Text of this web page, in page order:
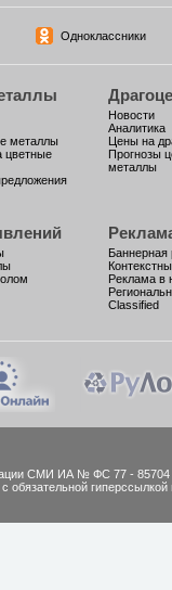
Одноклассники
металлы
цветные
Новости
Аналитика
Цены на
Прогнозы
металлы
Баннерная
Реклама в
Classified
СМИ ИА № ФС 77 - 85704
обязательной гиперссылкой